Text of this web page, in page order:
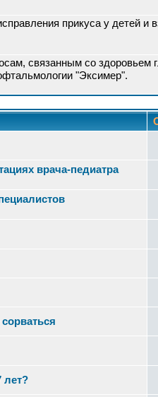
прикуса у детей и
связанным со здоровьем
"Эксимер".
врача-педиатра
лет?